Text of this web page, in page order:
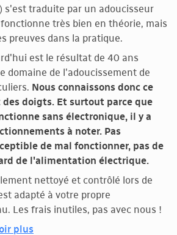
s'est traduite par un adoucisseur
très bien en théorie, mais
preuves dans la pratique.
est le résultat de 40 ans
domaine de l'adoucissement de
Nous connaissons donc ce
doigts. Et surtout parce que
sans électronique, il y a
à noter. Pas
de mal fonctionner, pas de
de l'alimentation électrique.
nettoyé et contrôlé lors de
adapté à votre propre
Les frais inutiles, pas avec nous !
plus